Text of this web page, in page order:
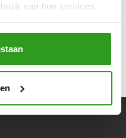
van hun services.
Volgende